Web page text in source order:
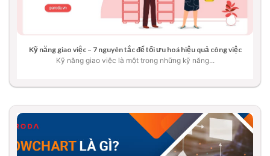
Kỹ năng giao việc – 7 nguyên tắc để tối ưu hoá hiệu quả công việc
Kỹ năng giao việc là một trong những kỹ năng...